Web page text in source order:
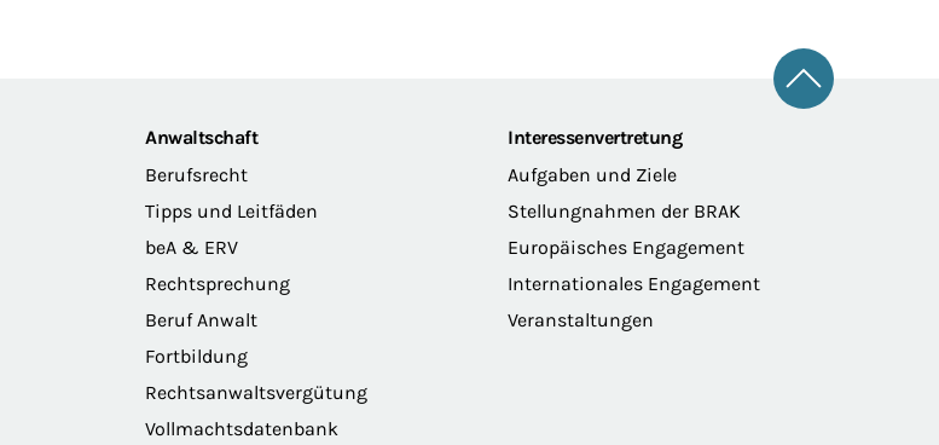
Zum
Anwaltschaft
Berufsrecht
Tipps und Leitfäden
beA & ERV
Rechtsprechung
Beruf Anwalt
Fortbildung
Rechtsanwaltsvergütung
Vollmachtsdatenbank
Interessenvertretung
Aufgaben und Ziele
Stellungnahmen der BRAK
Europäisches Engagement
Internationales Engagement
Veranstaltungen